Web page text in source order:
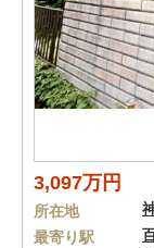
3,097万円
所在地
最寄り駅